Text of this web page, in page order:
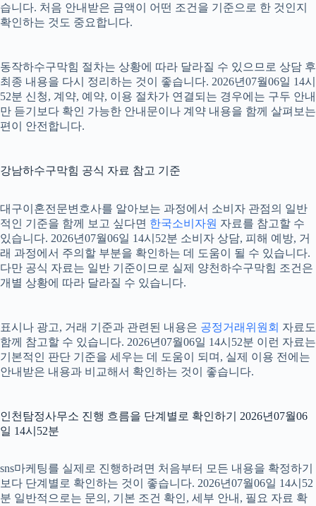
습니다. 처음 안내받은 금액이 어떤 조건을 기준으로 한 것인지
확인하는 것도 중요합니다.
동작하수구막힘 절차는 상황에 따라 달라질 수 있으므로 상담 후
최종 내용을 다시 정리하는 것이 좋습니다. 2026년07월06일 14시
52분 신청, 계약, 예약, 이용 절차가 연결되는 경우에는 구두 안내
만 듣기보다 확인 가능한 안내문이나 계약 내용을 함께 살펴보는
편이 안전합니다.
강남하수구막힘 공식 자료 참고 기준
대구이혼전문변호사를 알아보는 과정에서 소비자 관점의 일반
적인 기준을 함께 보고 싶다면 한국소비자원 자료를 참고할 수
있습니다. 2026년07월06일 14시52분 소비자 상담, 피해 예방, 거
래 과정에서 주의할 부분을 확인하는 데 도움이 될 수 있습니다.
다만 공식 자료는 일반 기준이므로 실제 양천하수구막힘 조건은
개별 상황에 따라 달라질 수 있습니다.
표시나 광고, 거래 기준과 관련된 내용은 공정거래위원회 자료도
함께 참고할 수 있습니다. 2026년07월06일 14시52분 이런 자료는
기본적인 판단 기준을 세우는 데 도움이 되며, 실제 이용 전에는
안내받은 내용과 비교해서 확인하는 것이 좋습니다.
인천탐정사무소 진행 흐름을 단계별로 확인하기 2026년07월06
일 14시52분
sns마케팅를 실제로 진행하려면 처음부터 모든 내용을 확정하기
보다 단계별로 확인하는 것이 좋습니다. 2026년07월06일 14시52
분 일반적으로는 문의, 기본 조건 확인, 세부 안내, 필요 자료 확